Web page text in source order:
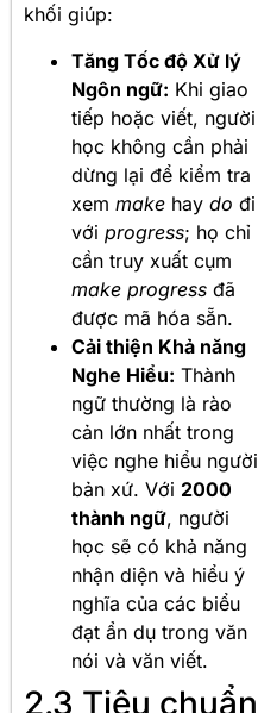
khối giúp:
Tăng Tốc độ Xử lý
Ngôn ngữ: Khi giao
tiếp hoặc viết, người
học không cần phải
dừng lại để kiểm tra
xem make hay do đi
với progress; họ chỉ
cần truy xuất cụm
make progress đã
được mã hóa sẵn.
Cải thiện Khả năng
Nghe Hiểu: Thành
ngữ thường là rào
cản lớn nhất trong
việc nghe hiểu người
bản xứ. Với 2000
thành ngữ, người
học sẽ có khả năng
nhận diện và hiểu ý
nghĩa của các biểu
đạt ẩn dụ trong văn
nói và văn viết.
2.3 Tiêu chuẩn